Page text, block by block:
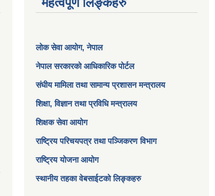
लोक सेवा आयोग, नेपाल
नेपाल सरकारको आधिकारिक पोर्टल
संघीय मामिला तथा सामान्य प्रशासन मन्त्रालय
शिक्षा, विज्ञान तथा प्रविधि मन्त्रालय
शिक्षक सेवा आयोग
राष्ट्रिय परिचयपत्र तथा पञ्जिकरण विभाग
राष्ट्रिय योजना आयोग
स्थानीय तहका वेबसाईटको लिङ्कहरु